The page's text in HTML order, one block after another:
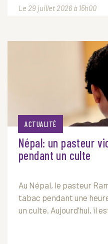
Le 29 juillet 2026 à 15h00
ACTUALITÉ
Népal: un pasteur
pendant un culte
Au Népal, le pasteur
tabac pendant une
un culte. Aujourd’hui, il